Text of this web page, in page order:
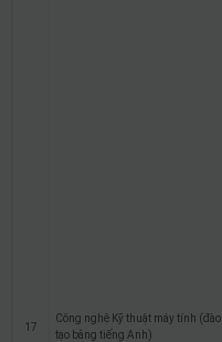
17
Công nghệ Kỹ thuật máy tính (đào
tạo bằng tiếng Anh)